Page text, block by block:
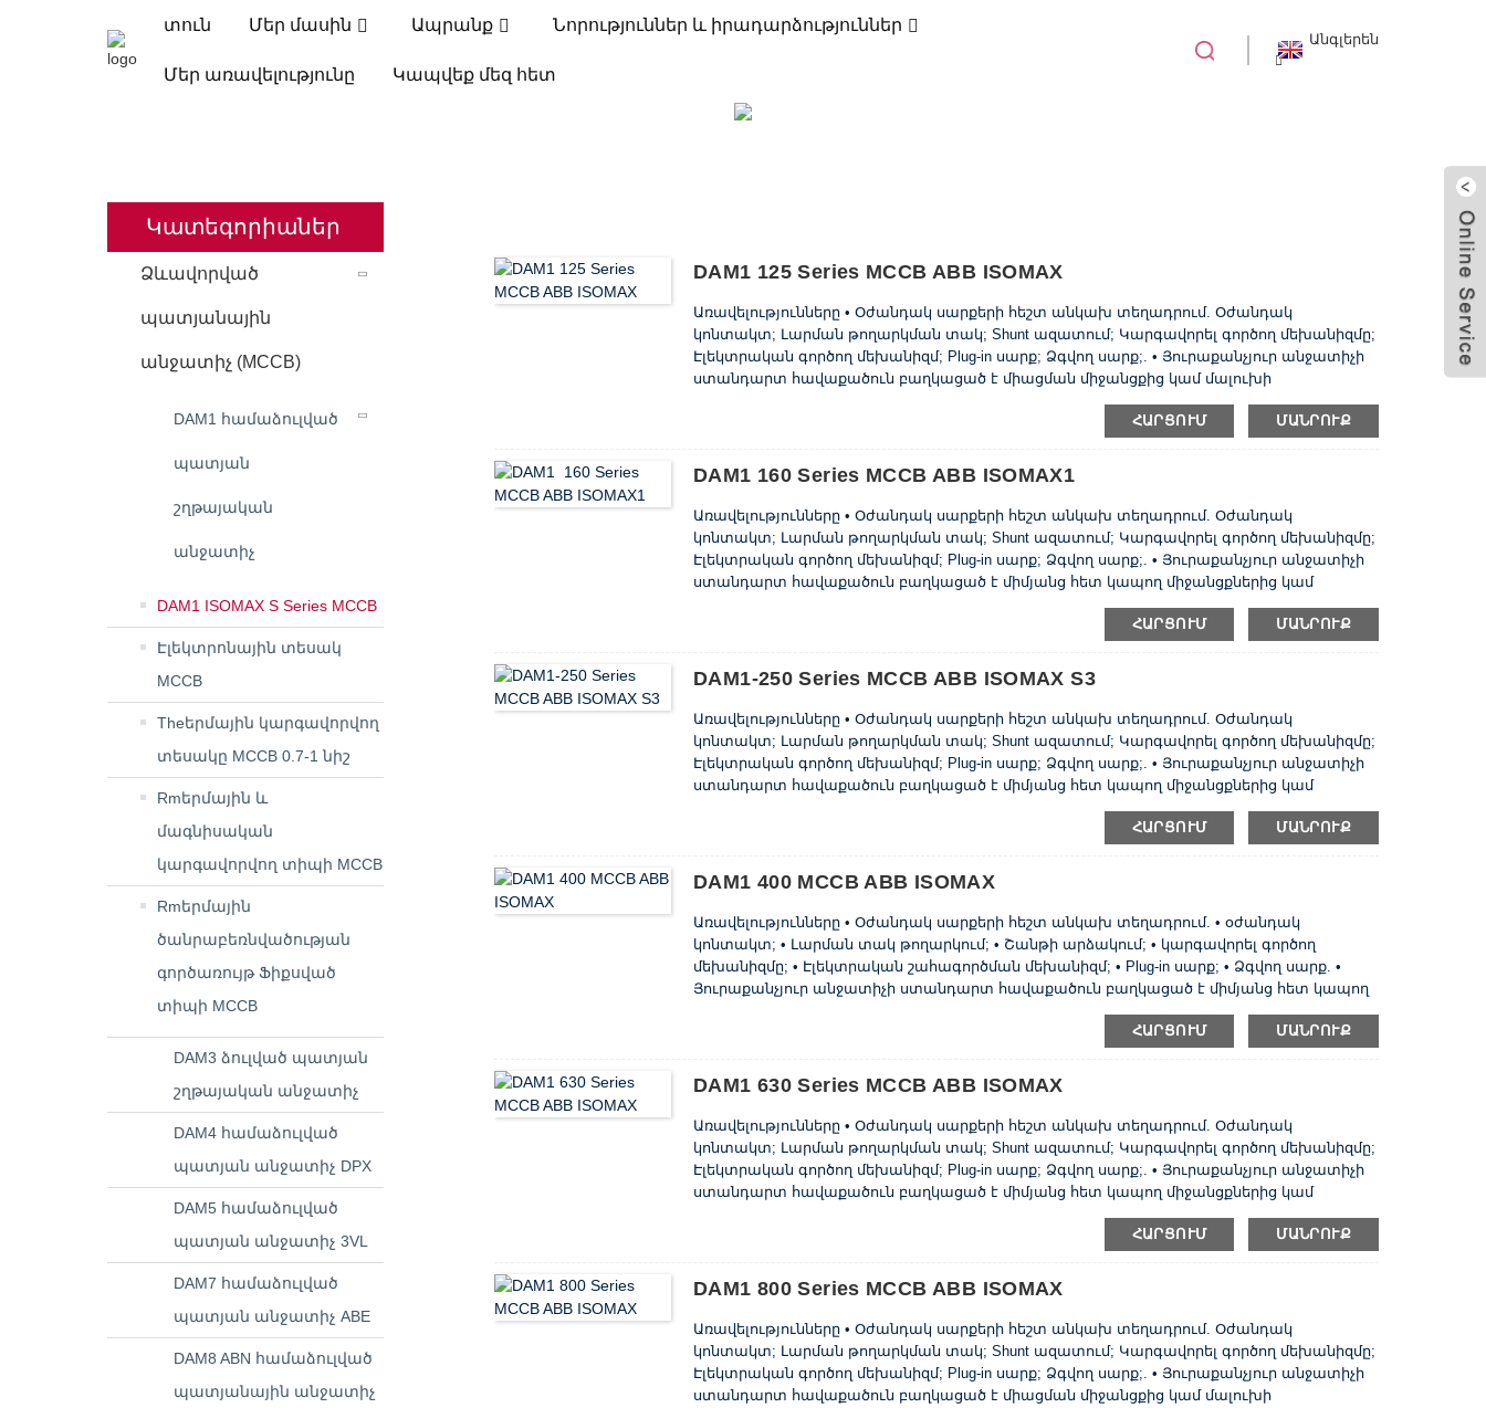
տուն Մեր մասին Ապրանք Նորություններ և իրադարձություններ
Մեր առավելությունը Կապվեք մեզ հետ
Անգլերեն
Կատեգորիաներ
Ձևավորված
պատյանային
անջատիչ (MCCB)
DAM1 համաձուլված
պատյան
շղթայական
անջատիչ
DAM1 ISOMAX S Series MCCB
Էլեկտրոնային տեսակ
MCCB
Theերմային կարգավորվող
տեսակը MCCB 0.7-1 նիշ
Rmերմային և
մագնիսական
կարգավորվող տիպի MCCB
Rmերմային
ծանրաբեռնվածության
գործառույթ Ֆիքսված
տիպի MCCB
DAM3 ձուլված պատյան
շղթայական անջատիչ
DAM4 համաձուլված
պատյան անջատիչ DPX
DAM5 համաձուլված
պատյան անջատիչ 3VL
DAM7 համաձուլված
պատյան անջատիչ ABE
DAM8 ABN համաձուլված
պատյանային անջատիչ
DAM1 125 Series MCCB ABB ISOMAX
Առավելությունները • Օժանդակ սարքերի հեշտ անկախ տեղադրում. Օժանդակ
կոնտակտ; Լարման թողարկման տակ; Shunt ազատում; Կարգավորել գործող մեխանիզմը;
Էլեկտրական գործող մեխանիզմ; Plug-in սարք; Ձգվող սարք;. • Յուրաքանչյուր անջատիչի
ստանդարտ հավաքածուն բաղկացած է միացման միջանցքից կամ մալուխի
ճարմանդներից, փուլային բաժանարարներից, տեղադրման վահանակի վրա դրա
տեղադրման համար պտուտակների և ընկույզների շարքից: • Հատուկ սեղմիչի
ՀԱՐՑՈՒՄ ՄԱՆՐՈՒՔ
DAM1 160 Series MCCB ABB ISOMAX1
Առավելությունները • Օժանդակ սարքերի հեշտ անկախ տեղադրում. Օժանդակ
կոնտակտ; Լարման թողարկման տակ; Shunt ազատում; Կարգավորել գործող մեխանիզմը;
Էլեկտրական գործող մեխանիզմ; Plug-in սարք; Ձգվող սարք;. • Յուրաքանչյուր անջատիչի
ստանդարտ հավաքածուն բաղկացած է միմյանց հետ կապող միջանցքներից կամ
մալուխի ճարմանդներից, փուլային բաժանարարներից, պտուտակների և ընկույզների
շարքից, որոնք տեղադրվում են տեղադրման վահանակի վրա: • Հատուկ սեղմիչի
ՀԱՐՑՈՒՄ ՄԱՆՐՈՒՔ
DAM1-250 Series MCCB ABB ISOMAX S3
Առավելությունները • Օժանդակ սարքերի հեշտ անկախ տեղադրում. Օժանդակ
կոնտակտ; Լարման թողարկման տակ; Shunt ազատում; Կարգավորել գործող մեխանիզմը;
Էլեկտրական գործող մեխանիզմ; Plug-in սարք; Ձգվող սարք;. • Յուրաքանչյուր անջատիչի
ստանդարտ հավաքածուն բաղկացած է միմյանց հետ կապող միջանցքներից կամ
մալուխի ճարմանդներից, փուլային բաժանարարներից, պտուտակների և ընկույզների
շարքից, որոնք տեղադրվում են տեղադրման վահանակի վրա: • Հատուկ սեղմիչի
ՀԱՐՑՈՒՄ ՄԱՆՐՈՒՔ
DAM1 400 MCCB ABB ISOMAX
Առավելությունները • Օժանդակ սարքերի հեշտ անկախ տեղադրում. • օժանդակ
կոնտակտ; • Լարման տակ թողարկում; • Շանթի արձակում; • կարգավորել գործող
մեխանիզմը; • Էլեկտրական շահագործման մեխանիզմ; • Plug-in սարք; • Ձգվող սարք. •
Յուրաքանչյուր անջատիչի ստանդարտ հավաքածուն բաղկացած է միմյանց հետ կապող
միջանցքներից կամ մալուխի ճարմանդներից, փուլային բաժանարարներից,
պտուտակների և ընկույզների շարքից `դրանց վրա տեղադրելու համար. • տեղադրման
տեղադրվել • DIN- ռելսի վրա: • Վեյ ...
ՀԱՐՑՈՒՄ ՄԱՆՐՈՒՔ
DAM1 630 Series MCCB ABB ISOMAX
Առավելությունները • Օժանդակ սարքերի հեշտ անկախ տեղադրում. Օժանդակ
կոնտակտ; Լարման թողարկման տակ; Shunt ազատում; Կարգավորել գործող մեխանիզմը;
Էլեկտրական գործող մեխանիզմ; Plug-in սարք; Ձգվող սարք;. • Յուրաքանչյուր անջատիչի
ստանդարտ հավաքածուն բաղկացած է միմյանց հետ կապող միջանցքներից կամ
մալուխի ճարմանդներից, փուլային բաժանարարներից, պտուտակների և ընկույզների
շարքից, որոնք տեղադրվում են տեղադրման վահանակի վրա: • Հատուկ սեղմիչի
ՀԱՐՑՈՒՄ ՄԱՆՐՈՒՔ
DAM1 800 Series MCCB ABB ISOMAX
Առավելությունները • Օժանդակ սարքերի հեշտ անկախ տեղադրում. Օժանդակ
կոնտակտ; Լարման թողարկման տակ; Shunt ազատում; Կարգավորել գործող մեխանիզմը;
Էլեկտրական գործող մեխանիզմ; Plug-in սարք; Ձգվող սարք;. • Յուրաքանչյուր անջատիչի
ստանդարտ հավաքածուն բաղկացած է միացման միջանցքից կամ մալուխի